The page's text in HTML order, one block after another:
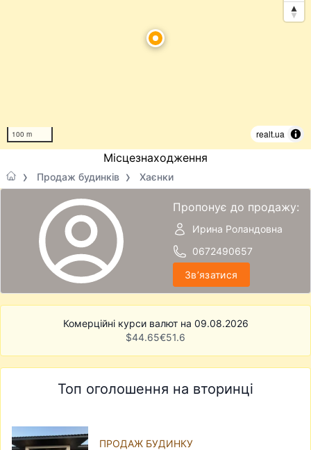
100 m realt.ua
Місцезнаходження
Продаж будинків Хаєнки
Пропонує до продажу:
Ирина Роландовна
0672490657
Звʼязатися
Комерційні курси валют на 09.08.2026
$44.65€51.6
Топ оголошення на вторинці
ПРОДАЖ БУДИНКУ